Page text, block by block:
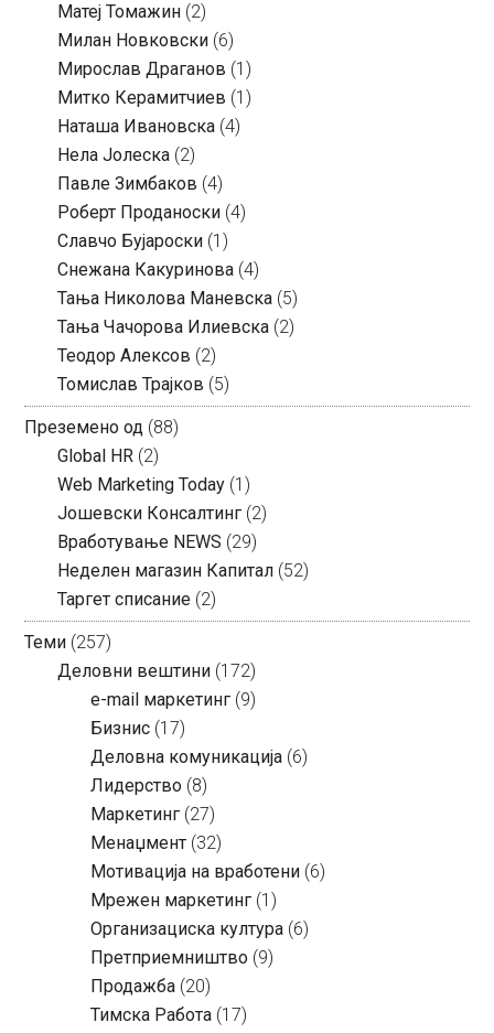
Матеј Томажин (2)
Милан Новковски (6)
Мирослав Драганов (1)
Митко Керамитчиев (1)
Наташа Ивановска (4)
Нела Јолеска (2)
Павле Зимбаков (4)
Роберт Проданоски (4)
Славчо Бујароски (1)
Снежана Какуринова (4)
Тања Николова Маневска (5)
Тања Чачорова Илиевска (2)
Теодор Алексов (2)
Томислав Трајков (5)
Преземено од (88)
Global HR (2)
Web Marketing Today (1)
Јошевски Консалтинг (2)
Вработување NEWS (29)
Неделен магазин Капитал (52)
Таргет списание (2)
Теми (257)
Деловни вештини (172)
e-mail маркетинг (9)
Бизнис (17)
Деловна комуникација (6)
Лидерство (8)
Маркетинг (27)
Менаџмент (32)
Мотивација на вработени (6)
Мрежен маркетинг (1)
Организациска култура (6)
Претприемништво (9)
Продажба (20)
Тимска Работа (17)